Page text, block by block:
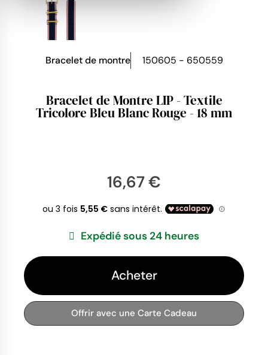
Bracelet de montre 150605 - 650559
Bracelet de Montre LIP - Textile
Tricolore Bleu Blanc Rouge - 18 mm
16,67 €
Expédié sous 24 heures
Acheter
Offrir avec une Carte Cadeau